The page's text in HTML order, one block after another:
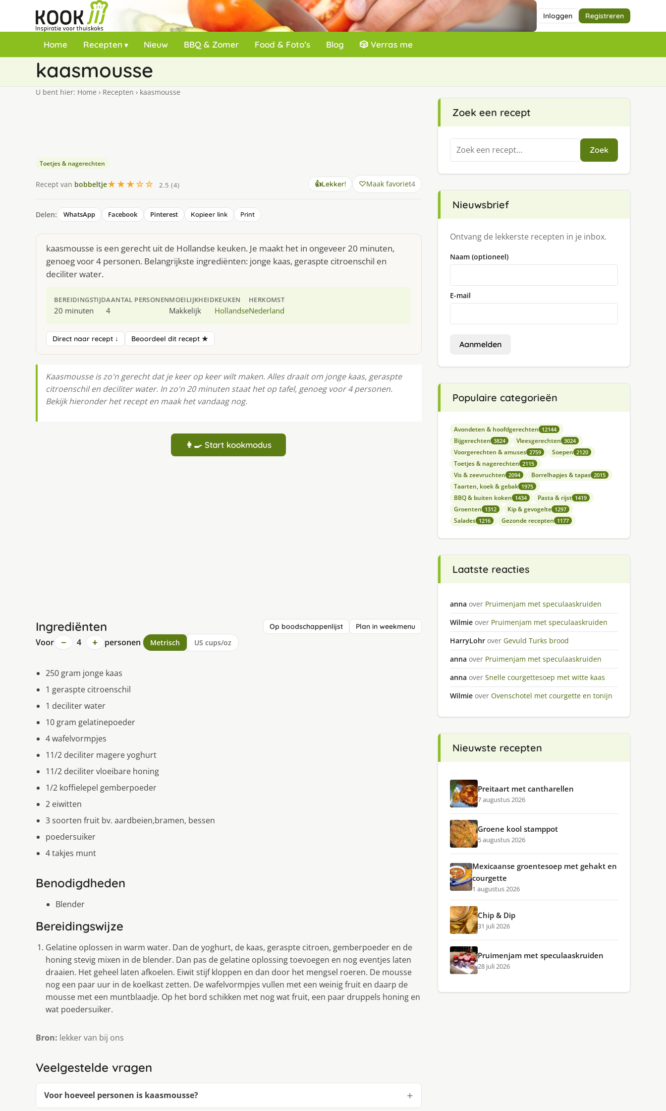
Inloggen Registreren
Home Recepten Nieuw BBQ & Zomer Food & Foto’s Blog 🎲 Verras me
kaasmousse
U bent hier: Home › Recepten › kaasmousse
Toetjes & nagerechten
Recept van bobbeltje★★★☆☆ 2.5 (4) 👍Lekker! Maak favoriet4
Delen: WhatsApp Facebook Pinterest Kopieer link Print
kaasmousse is een gerecht uit de Hollandse keuken. Je maakt het in ongeveer 20 minuten,
genoeg voor 4 personen. Belangrijkste ingrediënten: jonge kaas, geraspte citroenschil en
deciliter water.
BEREIDINGSTIJD
20 minuten
AANTAL PERSONEN
4
MOEILIJKHEID
Makkelijk
KEUKEN
Hollandse
HERKOMST
Nederland
Direct naar recept ↓ Beoordeel dit recept ★
Kaasmousse is zo'n gerecht dat je keer op keer wilt maken. Alles draait om jonge kaas, geraspte
citroenschil en deciliter water. In zo'n 20 minuten staat het op tafel, genoeg voor 4 personen.
Bekijk hieronder het recept en maak het vandaag nog.
👩‍🍳 Start kookmodus
Ingrediënten Op boodschappenlijst Plan in weekmenu
Voor − 4 + personen Metrisch US cups/oz
250 gram jonge kaas
1 geraspte citroenschil
1 deciliter water
10 gram gelatinepoeder
4 wafelvormpjes
11/2 deciliter magere yoghurt
11/2 deciliter vloeibare honing
1/2 koffielepel gemberpoeder
2 eiwitten
3 soorten fruit bv. aardbeien,bramen, bessen
poedersuiker
4 takjes munt
Benodigdheden
Blender
Bereidingswijze
Gelatine oplossen in warm water. Dan de yoghurt, de kaas, geraspte citroen, gemberpoeder en de
honing stevig mixen in de blender. Dan pas de gelatine oplossing toevoegen en nog eventjes laten
draaien. Het geheel laten afkoelen. Eiwit stijf kloppen en dan door het mengsel roeren. De mousse
nog een paar uur in de koelkast zetten. De wafelvormpjes vullen met een weinig fruit en daarp de
mousse met een muntblaadje. Op het bord schikken met nog wat fruit, een paar druppels honing en
wat poedersuiker.
Bron: lekker van bij ons
Veelgestelde vragen
Voor hoeveel personen is kaasmousse?
Zoek een recept
Zoeken
naar:
Zoek
Nieuwsbrief
Ontvang de lekkerste recepten in je inbox.
Naam (optioneel)
E-mail
Aanmelden
Populaire categorieën
Avondeten & hoofdgerechten 12144
Bijgerechten 3824 Vleesgerechten 3024
Voorgerechten & amuses 2759 Soepen 2120
Toetjes & nagerechten 2115
Vis & zeevruchten 2094 Borrelhapjes & tapas 2015
Taarten, koek & gebak 1975
BBQ & buiten koken 1434 Pasta & rijst 1419
Groenten 1312 Kip & gevogelte 1297
Salades 1216 Gezonde recepten 1177
Laatste reacties
anna over Pruimenjam met speculaaskruiden
Wilmie over Pruimenjam met speculaaskruiden
HarryLohr over Gevuld Turks brood
anna over Pruimenjam met speculaaskruiden
anna over Snelle courgettesoep met witte kaas
Wilmie over Ovenschotel met courgette en tonijn
Nieuwste recepten
Preitaart met cantharellen
7 augustus 2026
Groene kool stamppot
5 augustus 2026
Mexicaanse groentesoep met gehakt en
courgette
1 augustus 2026
Chip & Dip
31 juli 2026
Pruimenjam met speculaaskruiden
28 juli 2026